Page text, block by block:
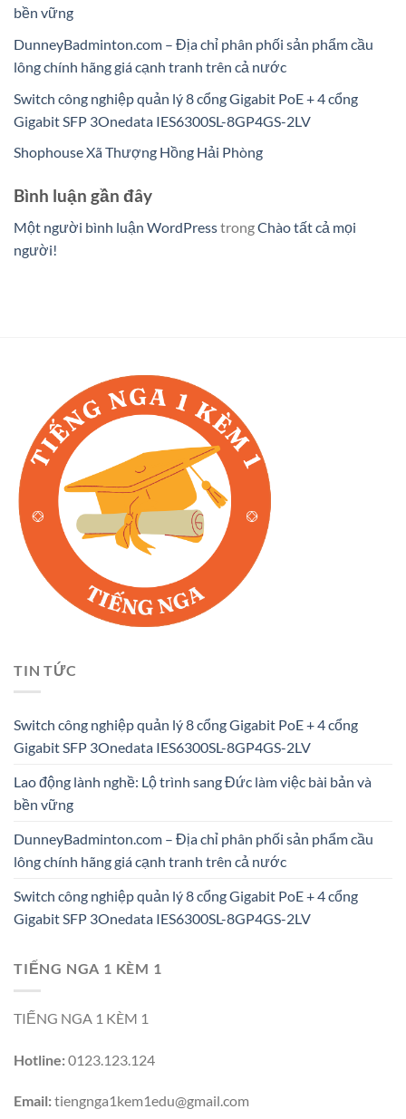
bền vững
DunneyBadminton.com – Địa chỉ phân phối sản phẩm cầu
lông chính hãng giá cạnh tranh trên cả nước
Switch công nghiệp quản lý 8 cổng Gigabit PoE + 4 cổng
Gigabit SFP 3Onedata IES6300SL-8GP4GS-2LV
Shophouse Xã Thượng Hồng Hải Phòng
Bình luận gần đây
Một người bình luận WordPresstrongChào tất cả mọi
người!
TIN TỨC
Switch công nghiệp quản lý 8 cổng Gigabit PoE + 4 cổng
Gigabit SFP 3Onedata IES6300SL-8GP4GS-2LV
Lao động lành nghề: Lộ trình sang Đức làm việc bài bản và
bền vững
DunneyBadminton.com – Địa chỉ phân phối sản phẩm cầu
lông chính hãng giá cạnh tranh trên cả nước
Switch công nghiệp quản lý 8 cổng Gigabit PoE + 4 cổng
Gigabit SFP 3Onedata IES6300SL-8GP4GS-2LV
TIẾNG NGA 1 KÈM 1
TIẾNG NGA 1 KÈM 1
Hotline:0123.123.124
Email:tiengnga1kem1edu@gmail.com